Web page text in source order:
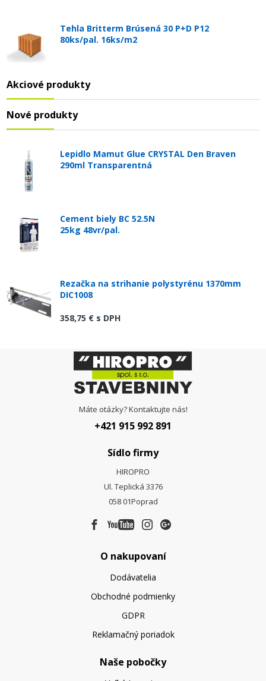
Tehla Britterm Brúsená 30 P+D P12
80ks/pal. 16ks/m2
Akciové produkty
Nové produkty
Lepidlo Mamut Glue CRYSTAL Den Braven
290ml Transparentná
Cement biely BC 52.5N
25kg 48vr/pal.
Rezačka na strihanie polystyrénu 1370mm
DIC1008
358,75 € s DPH
Máte otázky? Kontaktujte nás!
+421 915 992 891
Sídlo firmy
HIROPRO
Ul. Teplická 3376
058 01Poprad
O nakupovaní
Dodávatelia
Obchodné podmienky
GDPR
Reklamačný poriadok
Naše pobočky